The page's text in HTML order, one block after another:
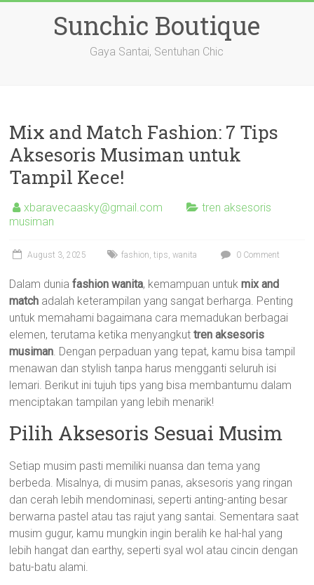
Sunchic Boutique
Gaya Santai, Sentuhan Chic
Mix and Match Fashion: 7 Tips
Aksesoris Musiman untuk
Tampil Kece!
xbaravecaasky@gmail.com
tren aksesoris
musiman
August 3, 2025 fashion,tips,wanita 0 Comment
Dalam duniafashion wanita, kemampuan untukmix and
match adalah keterampilan yang sangat berharga. Penting
untuk memahami bagaimana cara memadukan berbagai
elemen, terutama ketika menyangkuttren aksesoris
musiman. Dengan perpaduan yang tepat, kamu bisa tampil
menawan dan stylish tanpa harus mengganti seluruh isi
lemari. Berikut ini tujuh tips yang bisa membantumu dalam
menciptakan tampilan yang lebih menarik!
Pilih Aksesoris Sesuai Musim
Setiap musim pasti memiliki nuansa dan tema yang
berbeda. Misalnya, di musim panas, aksesoris yang ringan
dan cerah lebih mendominasi, seperti anting-anting besar
berwarna pastel atau tas rajut yang santai. Sementara saat
musim gugur, kamu mungkin ingin beralih ke hal-hal yang
lebih hangat dan earthy, seperti syal wol atau cincin dengan
batu-batu alami.